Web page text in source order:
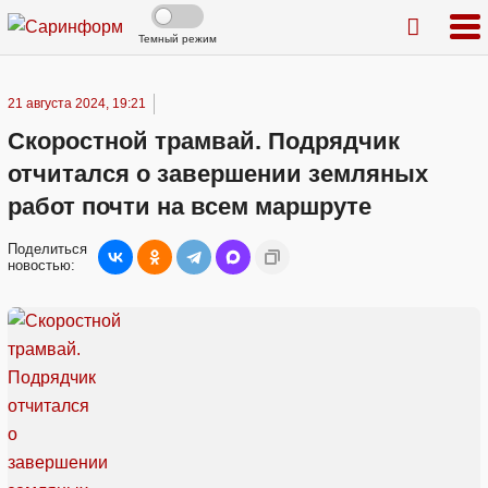
Темный режим
21 августа 2024, 19:21
Скоростной трамвай. Подрядчик
отчитался о завершении земляных
работ почти на всем маршруте
Поделиться
новостью: